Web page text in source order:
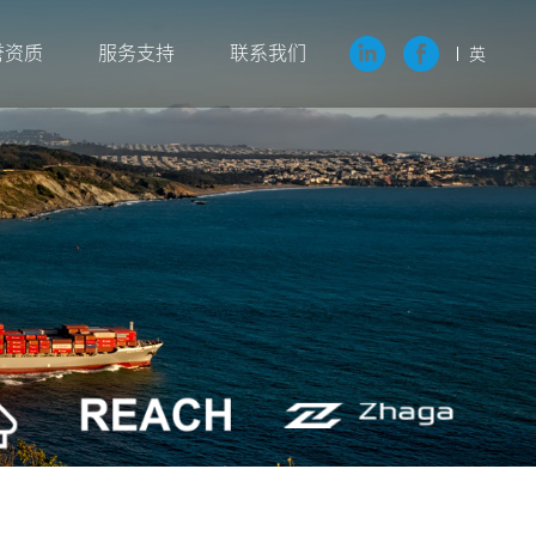
质 服务支持 联系我们 英